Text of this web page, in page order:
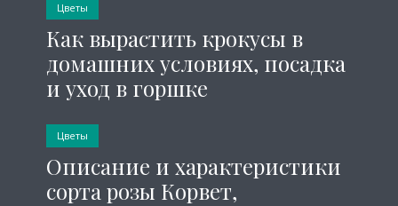
Цветы
Как вырастить крокусы в
домашних условиях, посадка
и уход в горшке
Цветы
Описание и характеристики
сорта розы Корвет,